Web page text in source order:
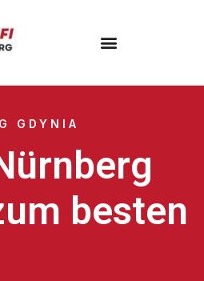
GDYNIA
besten